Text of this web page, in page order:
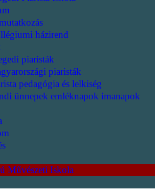
házirend
piaristák
piaristák
pedagógia és lelkiség
ünnepek emléknapok imanapok
Művészeti Iskola